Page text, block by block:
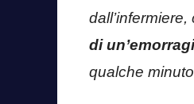
di
qualche